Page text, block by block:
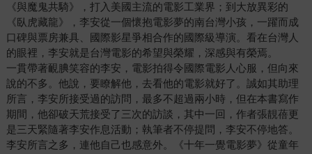
《與魔鬼共騎》，打入美國主流的電影工業界；到大放異彩的
《臥虎藏龍》，李安從一個懷抱電影夢的南台灣小孩，一躍而成
口碑與票房兼具、國際影星爭相合作的國際級導演。看在台灣人
的眼裡，李安就是台灣電影的希望與榮耀，深感與有榮焉。
一貫帶著靦腆笑容的李安，電影拍得令國際電影人心服，但向來
說的不多。他說，要瞭解他，去看他的電影就好了。誠如其助理
所言，李安所接受過的訪問，最多不超過兩小時，但在本書寫作
期間，他卻破天荒接受了三次的訪談，其中一回，作者張靚蓓更
是三天緊隨著李安作息活動；執筆者不停提問，李安不停地答。
李安所言之多，連他自己也感意外。《十年一覺電影夢》從童年